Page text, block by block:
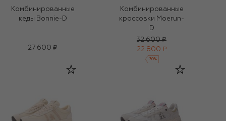
Комбинированные
кеды Bonnie-D
27 600 ₽
Комбинированные
кроссовки Moerun-
D
32 600 ₽
22 800 ₽
-30%